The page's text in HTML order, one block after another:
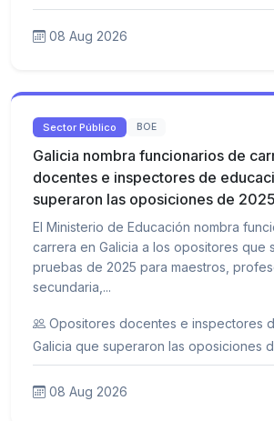
08 Aug 2026
Sector Público BOE
Galicia nombra funcionarios de
docentes e inspectores de
superaron las oposiciones de 2025
El Ministerio de Educación nombra
carrera en Galicia a los opositores que
pruebas de 2025 para maestros,
secundaria,...
Opositores docentes e inspectores
Galicia que superaron las oposiciones
08 Aug 2026